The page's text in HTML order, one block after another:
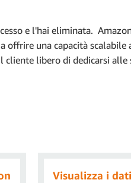
la definizione del driver.
a destra. Trascrivi oppure
e l'hai eliminata.
offrire una capacità scalabile
libero di dedicarsi alle
Visualizza i